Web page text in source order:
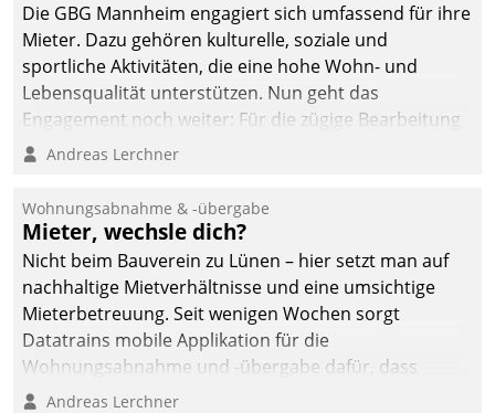
Die GBG Mannheim engagiert sich umfassend für ihre
Mieter. Dazu gehören kulturelle, soziale und
sportliche Aktivitäten, die eine hohe Wohn- und
Lebensqualität unterstützen. Nun geht das
Engagement noch weiter: Für die zügige Bearbeitung
von Beschwerden – oder Lob – richtet das
und Beschwerde-Management einen eigenen Kanal
ein.
Andreas Lerchner
Wohnungsabnahme & -übergabe
Mieter, wechsle dich?
Nicht beim Bauverein zu Lünen – hier setzt man auf
nachhaltige Mietverhältnisse und eine umsichtige
Mieterbetreuung. Seit wenigen Wochen sorgt
Datatrains mobile Applikation für die
Wohnungsabnahme und -übergabe dafür, dass
Mieter wohlgeordnet kommen und, so es sein muss,
Andreas Lerchner